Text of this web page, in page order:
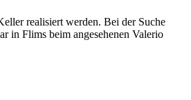
realisiert werden. Bei der Suche
in Flims beim angesehenen Valerio